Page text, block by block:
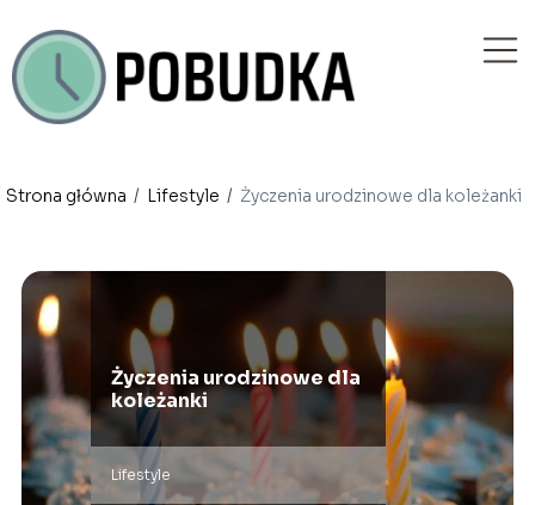
Strona główna / Lifestyle / Życzenia urodzinowe dla koleżanki
Życzenia urodzinowe dla
koleżanki
Lifestyle